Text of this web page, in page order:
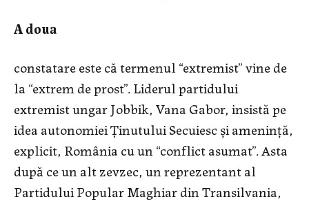
A doua
constatare este că termenul “extremist” vine de
la “extrem de prost”. Liderul partidului
extremist ungar Jobbik, Vana Gabor, insistă pe
idea autonomiei Ținutului Secuiesc și amenință,
explicit, România cu un “conflict asumat”. Asta
după ce un alt zevzec, un reprezentant al
Partidului Popular Maghiar din Transilvania,